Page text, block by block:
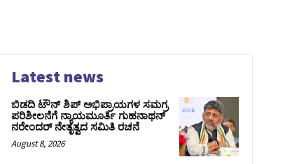
Latest news
ಬಿಡದಿ ಟೌನ್ ಶಿಪ್ ಅಭಿಪ್ರಾಯಗಳ ಸಮಗ್ರ
ಪರಿಶೀಲನೆಗೆ ನ್ಯಾಯಮೂರ್ತಿ ಗುಹನಾಥನ್
ನರೇಂದರ್ ನೇತೃತ್ವದ ಸಮಿತಿ ರಚನೆ
August 8, 2026